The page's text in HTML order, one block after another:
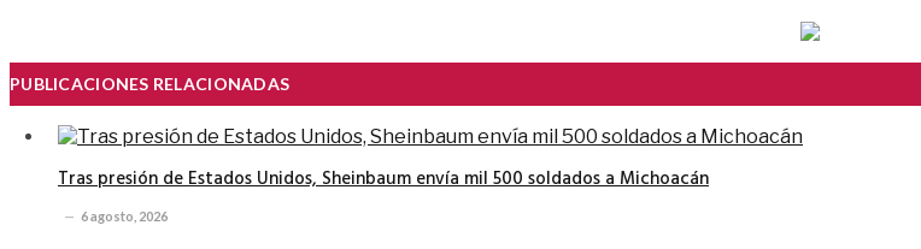
PUBLICACIONES RELACIONADAS
Tras presión de Estados Unidos, Sheinbaum envía mil 500 soldados a Michoacán
6 agosto, 2026